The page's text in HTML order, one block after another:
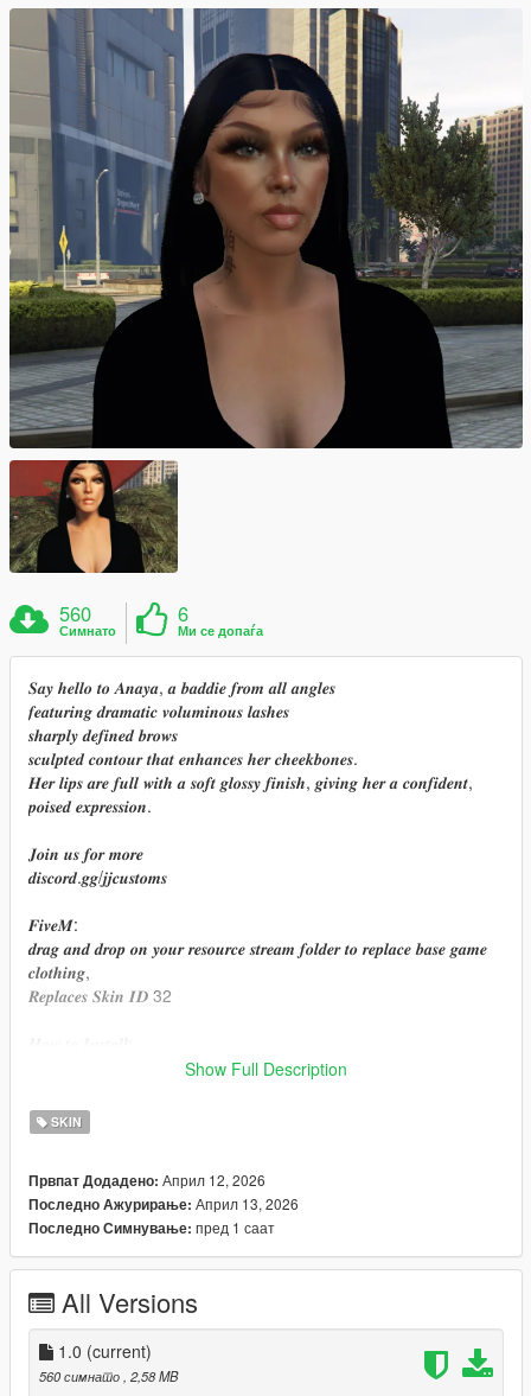
560
Симнато
6
Ми се допаѓа
𝑺𝒂𝒚 𝒉𝒆𝒍𝒍𝒐 𝒕𝒐 𝑨𝒏𝒂𝒚𝒂, 𝒂 𝒃𝒂𝒅𝒅𝒊𝒆 𝒇𝒓𝒐𝒎 𝒂𝒍𝒍 𝒂𝒏𝒈𝒍𝒆𝒔
𝒇𝒆𝒂𝒕𝒖𝒓𝒊𝒏𝒈 𝒅𝒓𝒂𝒎𝒂𝒕𝒊𝒄 𝒗𝒐𝒍𝒖𝒎𝒊𝒏𝒐𝒖𝒔 𝒍𝒂𝒔𝒉𝒆𝒔
𝒔𝒉𝒂𝒓𝒑𝒍𝒚 𝒅𝒆𝒇𝒊𝒏𝒆𝒅 𝒃𝒓𝒐𝒘𝒔
𝒔𝒄𝒖𝒍𝒑𝒕𝒆𝒅 𝒄𝒐𝒏𝒕𝒐𝒖𝒓 𝒕𝒉𝒂𝒕 𝒆𝒏𝒉𝒂𝒏𝒄𝒆𝒔 𝒉𝒆𝒓 𝒄𝒉𝒆𝒆𝒌𝒃𝒐𝒏𝒆𝒔.
𝑯𝒆𝒓 𝒍𝒊𝒑𝒔 𝒂𝒓𝒆 𝒇𝒖𝒍𝒍 𝒘𝒊𝒕𝒉 𝒂 𝒔𝒐𝒇𝒕 𝒈𝒍𝒐𝒔𝒔𝒚 𝒇𝒊𝒏𝒊𝒔𝒉, 𝒈𝒊𝒗𝒊𝒏𝒈 𝒉𝒆𝒓 𝒂 𝒄𝒐𝒏𝒇𝒊𝒅𝒆𝒏𝒕,
𝒑𝒐𝒊𝒔𝒆𝒅 𝒆𝒙𝒑𝒓𝒆𝒔𝒔𝒊𝒐𝒏.
𝑱𝒐𝒊𝒏 𝒖𝒔 𝒇𝒐𝒓 𝒎𝒐𝒓𝒆
𝒅𝒊𝒔𝒄𝒐𝒓𝒅.𝒈𝒈/𝒋𝒋𝒄𝒖𝒔𝒕𝒐𝒎𝒔
𝑭𝒊𝒗𝒆𝑴:
𝒅𝒓𝒂𝒈 𝒂𝒏𝒅 𝒅𝒓𝒐𝒑 𝒐𝒏 𝒚𝒐𝒖𝒓 𝒓𝒆𝒔𝒐𝒖𝒓𝒄𝒆 𝒔𝒕𝒓𝒆𝒂𝒎 𝒇𝒐𝒍𝒅𝒆𝒓 𝒕𝒐 𝒓𝒆𝒑𝒍𝒂𝒄𝒆 𝒃𝒂𝒔𝒆 𝒈𝒂𝒎𝒆
𝒄𝒍𝒐𝒕𝒉𝒊𝒏𝒈,
𝑹𝒆𝒑𝒍𝒂𝒄𝒆𝒔 𝑺𝒌𝒊𝒏 𝑰𝑫 32
𝑭𝒐𝒓 𝑺𝒕𝒐𝒓𝒚𝒎𝒐𝒅𝒆/𝑺𝒊𝒏𝒈𝒍𝒆 𝑷𝒍𝒂𝒚𝒆𝒓:
𝒎𝒐𝒅𝒆 -
𝒎𝒐𝒅𝒔\𝒙64𝒗.𝒓𝒑𝒇\𝒎𝒐𝒅𝒆𝒍𝒔\𝒄𝒅𝒊𝒎𝒂𝒈𝒆𝒔\𝒔𝒕𝒓𝒆𝒂𝒎𝒆𝒅𝒑𝒆𝒅𝒔_𝒎𝒑.𝒓𝒑𝒇\𝒎𝒑_𝒇_𝒇𝒓𝒆𝒆𝒎𝒐
𝑴𝒘𝒂𝒉 - 𝑱𝒐𝒓𝒅𝒂𝒏
𝐇𝐨𝐩𝐞 𝐲𝐨𝐮 𝐞𝐧𝐣𝐨𝐲 ꨄ︎
Show Full Description
SKIN
Првпат Додадено: Април 12, 2026
Последно Ажурирање: Април 13, 2026
Последно Симнување: пред 1 саат
All Versions
1.0 (current)
560 симнато , 2,58 MB